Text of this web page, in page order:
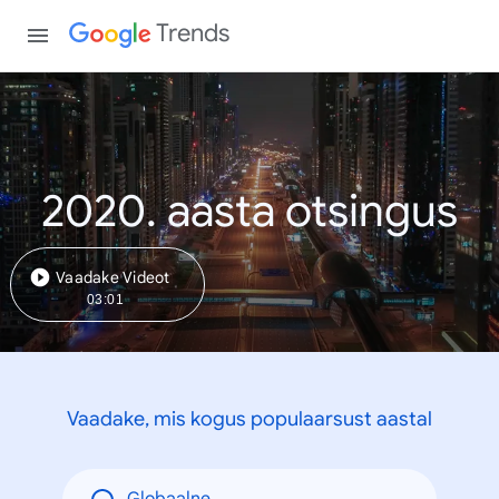
Trends
2020. aasta otsingus
Vaadake Videot
03:01
Vaadake, mis kogus populaarsust aastal